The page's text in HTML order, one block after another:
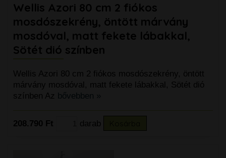
Wellis Azori 80 cm 2 fiókos
mosdószekrény, öntött márvány
mosdóval, matt fekete lábakkal,
Sötét dió színben
Wellis Azori 80 cm 2 fiókos mosdószekrény, öntött
márvány mosdóval, matt fekete lábakkal, Sötét dió
színben Az
bővebben »
208.790 Ft darab